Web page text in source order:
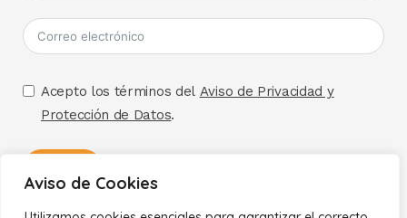
Aviso de Cookies
Acepto los términos del Aviso de Privacidad y
Protección de Datos.